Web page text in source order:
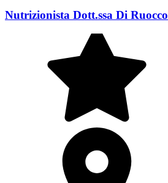
Nutrizionista Dott.ssa Di Ruocco